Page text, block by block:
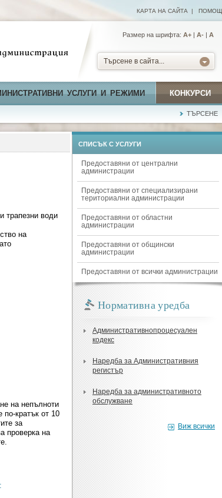
КАРТА НА САЙТА | ПОМОЩ
Размер на шрифта: А+ | A- | A
Търсене в сайта...
УСЛУГИ И РЕЖИМИ КОНКУРСИ
ТЪРСЕНЕ
трапезни води
на
на непълноти
кратък от 10
за
проверка на
СПИСЪК С УСЛУГИ
Предоставяни от централни
администрации
Предоставяни от специализирани
териториални администрации
Предоставяни от областни
администрации
Предоставяни от общински
администрации
Предоставяни от всички администрации
Нормативна уредба
Административнопроцесуален
кодекс
Наредба за Административния
регистър
Наредба за административното
обслужване
Виж всички